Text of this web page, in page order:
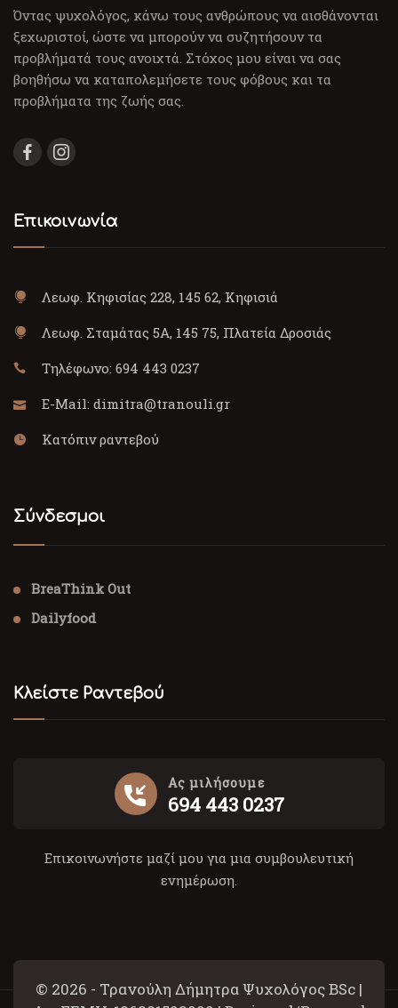
Όντας ψυχολόγος, κάνω τους ανθρώπους να αισθάνονται
ξεχωριστοί, ώστε να μπορούν να συζητήσουν τα
προβλήματά τους ανοιχτά. Στόχος μου είναι να σας
βοηθήσω να καταπολεμήσετε τους φόβους και τα
προβλήματα της ζωής σας.
Επικοινωνία
Λεωφ. Κηφισίας 228, 145 62, Κηφισιά
Λεωφ. Σταμάτας 5Α, 145 75, Πλατεία Δροσιάς
Τηλέφωνο: 694 443 0237
E-Mail: dimitra@tranouli.gr
Κατόπιν ραντεβού
Σύνδεσμοι
BreaThink Out
Dailyfood
Κλείστε Ραντεβού
Ας μιλήσουμε
694 443 0237
Επικοινωνήστε μαζί μου για μια συμβουλευτική
ενημέρωση.
© 2026 - Τρανούλη Δήμητρα Ψυχολόγος BSc |